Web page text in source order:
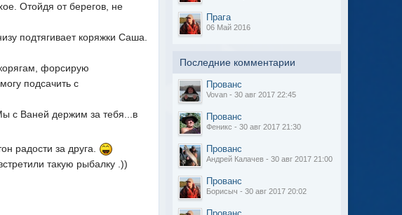
Отойдя от берегов, не
подтягивает коряжки Саша.
форсирую
подсачить с
с Ваней держим за тебя...в
радости за друга.
такую рыбалку .))
Прага
06 Май 2016
Последние комментарии
Прованс
Vovan - 30 авг 2017 22:45
Прованс
Феникс - 30 авг 2017 21:30
Прованс
Андрей Калачев - 30 авг 2017 21:00
Прованс
Борисыч - 30 авг 2017 20:02